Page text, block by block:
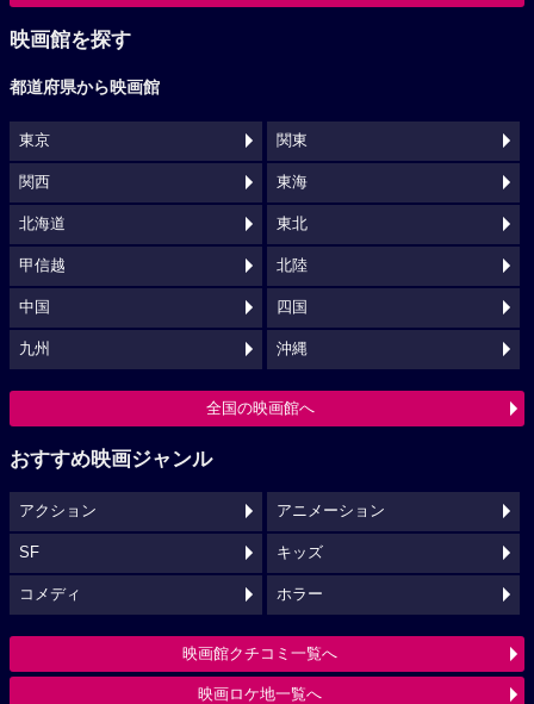
映画館を探す
都道府県から映画館
東京 関東
関西 東海
北海道 東北
甲信越 北陸
中国 四国
九州 沖縄
全国の映画館へ
おすすめ映画ジャンル
アクション アニメーション
SF キッズ
コメディ ホラー
映画館クチコミ一覧へ
映画ロケ地一覧へ